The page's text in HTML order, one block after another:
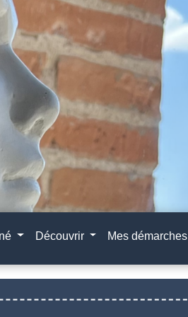
Découvrir Mes démarches